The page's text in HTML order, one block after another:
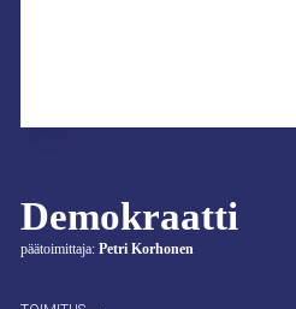
Demokraatti
päätoimittaja: Petri Korhonen